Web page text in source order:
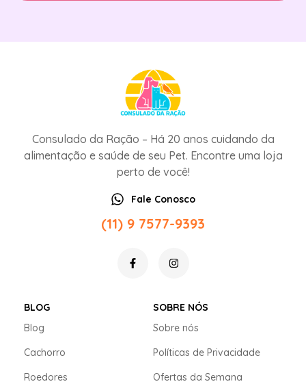
Consulado da Ração – Há 20 anos cuidando da
alimentação e saúde de seu Pet. Encontre uma loja
perto de você!
Fale Conosco
(11) 9 7577-9393
BLOG
Blog
Cachorro
Roedores
SOBRE NÓS
Sobre nós
Políticas de Privacidade
Ofertas da Semana